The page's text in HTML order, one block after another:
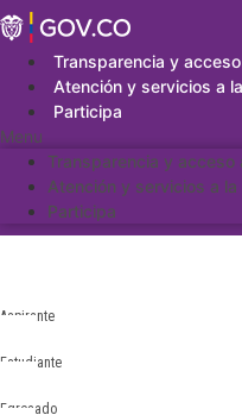
Saltar
al
contenidoTransparencia y
Atención y servicios a
Participa
Menu
Transparencia y acceso
Atención y servicios a la
Participa
Aspirante
Estudiante
Egresado